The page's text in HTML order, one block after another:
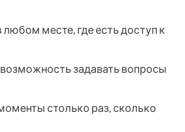
месте, где есть доступ к
задавать вопросы
столько раз, сколько